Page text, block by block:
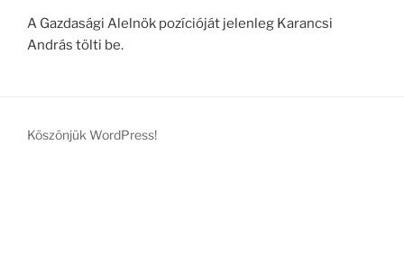
A Gazdasági Alelnök pozícióját jelenleg Karancsi
András tölti be.
Köszönjük WordPress!